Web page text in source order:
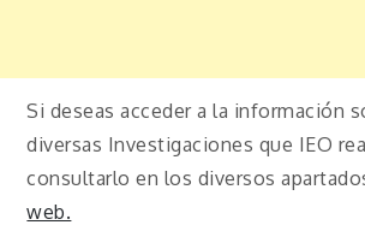
Si deseas acceder a la información
diversas Investigaciones que IEO
consultarlo en los diversos
web.